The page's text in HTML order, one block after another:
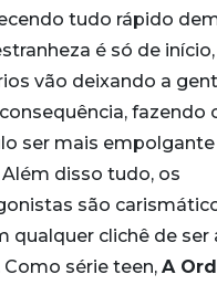
tudo rápido
é só de
vão deixando a
fazendo
ser mais empolgante
disso tudo, os
são
qualquer clichê de ser
Como série teen, A